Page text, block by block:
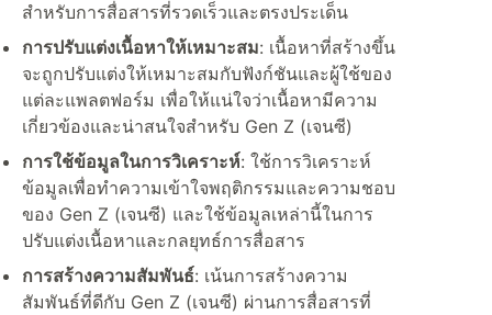
สำหรับการสื่อสารที่รวดเร็วและตรงประเด็น
การปรับแต่งเนื้อหาให้เหมาะสม: เนื้อหาที่สร้างขึ้น
จะถูกปรับแต่งให้เหมาะสมกับฟังก์ชันและผู้ใช้ของ
แต่ละแพลตฟอร์ม เพื่อให้แน่ใจว่าเนื้อหามีความ
เกี่ยวข้องและน่าสนใจสำหรับ Gen Z (เจนซี)
การใช้ข้อมูลในการวิเคราะห์: ใช้การวิเคราะห์
ข้อมูลเพื่อทำความเข้าใจพฤติกรรมและความชอบ
ของ Gen Z (เจนซี) และใช้ข้อมูลเหล่านี้ในการ
ปรับแต่งเนื้อหาและกลยุทธ์การสื่อสาร
การสร้างความสัมพันธ์: เน้นการสร้างความ
สัมพันธ์ที่ดีกับ Gen Z (เจนซี) ผ่านการสื่อสารที่